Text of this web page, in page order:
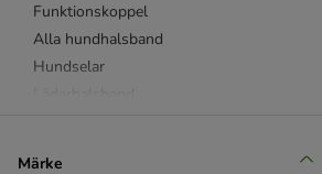
Funktionskoppel
Alla hundhalsband
Hundselar
Märke